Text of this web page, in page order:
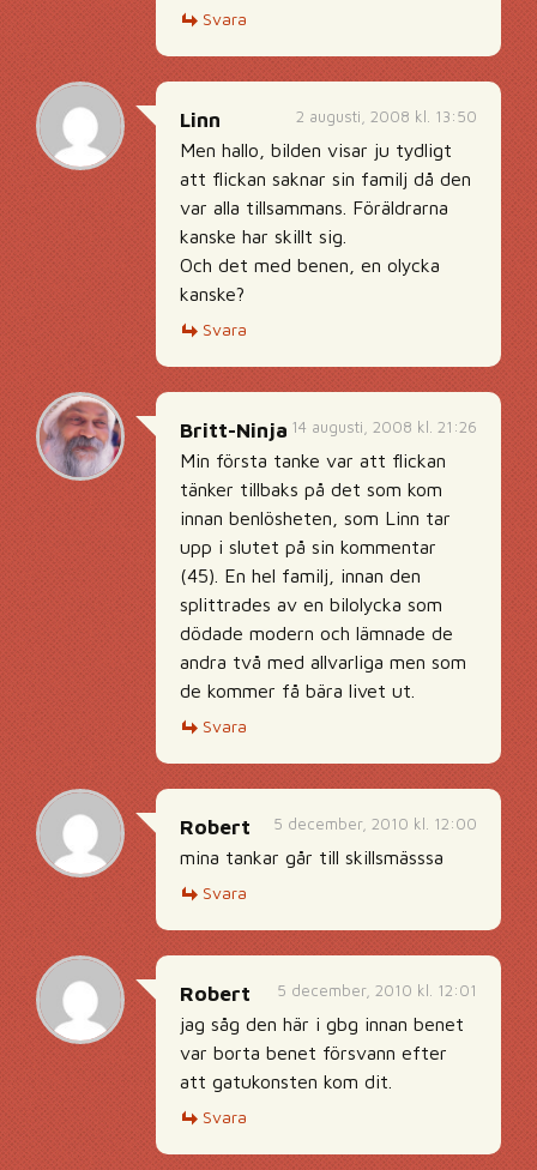
Svara
2 augusti, 2008 kl. 13:50
Linn
Men hallo, bilden visar ju tydligt
att flickan saknar sin familj då den
var alla tillsammans. Föräldrarna
kanske har skillt sig.
Och det med benen, en olycka
kanske?
Svara
14 augusti, 2008 kl. 21:26
Britt-Ninja
Min första tanke var att flickan
tänker tillbaks på det som kom
innan benlösheten, som Linn tar
upp i slutet på sin kommentar
(45). En hel familj, innan den
splittrades av en bilolycka som
dödade modern och lämnade de
andra två med allvarliga men som
de kommer få bära livet ut.
Svara
5 december, 2010 kl. 12:00
Robert
mina tankar går till skillsmässsa
Svara
5 december, 2010 kl. 12:01
Robert
jag såg den här i gbg innan benet
var borta benet försvann efter
att gatukonsten kom dit.
Svara